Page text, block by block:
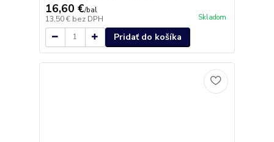
16,60 €/bal
13,50 € bez DPH Skladom
Pridať do košíka